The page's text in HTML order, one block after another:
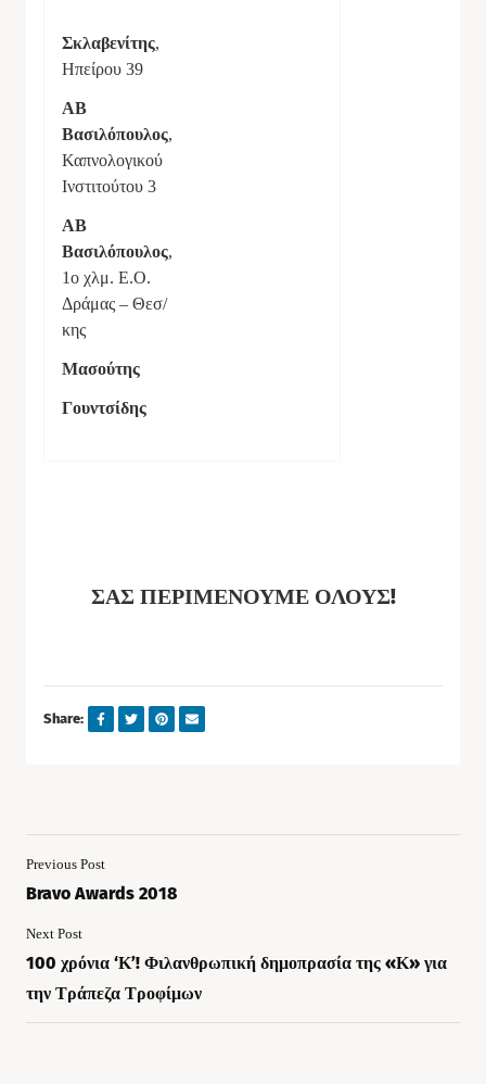
Σκλαβενίτης,
Ηπείρου 39
ΑΒ
Βασιλόπουλος,
Καπνολογικού
Ινστιτούτου 3
ΑΒ
Βασιλόπουλος,
1ο χλμ. Ε.Ο.
Δράμας – Θεσ/
κης
Μασούτης
Γουντσίδης
ΣΑΣ ΠΕΡΙΜΕΝΟΥΜΕ ΟΛΟΥΣ!
Share:
Previous Post
Bravo Awards 2018
Next Post
100 χρόνια ‘Κ’! Φιλανθρωπική δημοπρασία της «Κ» για
την Τράπεζα Τροφίμων